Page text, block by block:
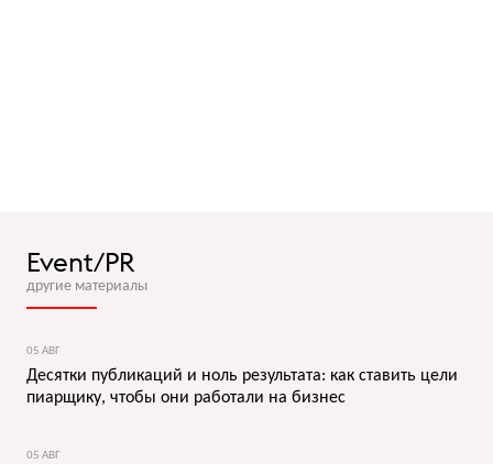
Event/PR
другие материалы
05 АВГ
Десятки публикаций и ноль результата: как ставить цели
пиарщику, чтобы они работали на бизнес
05 АВГ